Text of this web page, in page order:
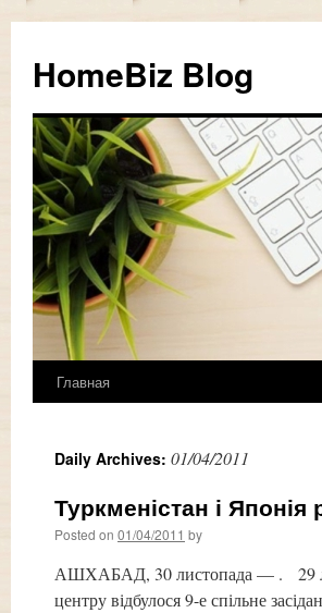
HomeBiz Blog
Skip
content
Главная
Daily Archives: 01/04/2011
Туркменістан і
Posted on 01/04/2011 by
АШХАБАД, 30 листопада — . 29
центру відбулося 9-е спільне